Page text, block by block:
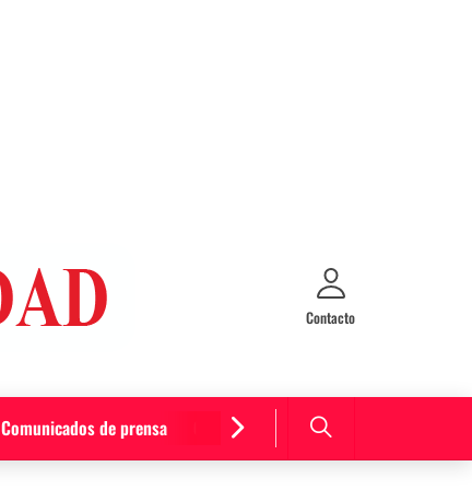
Contacto
Comunicados de prensa Cultura y entretenimiento